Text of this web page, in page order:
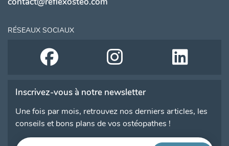
RÉSEAUX SOCIAUX
Inscrivez-vous à notre newsletter
Une fois par mois, retrouvez nos derniers articles, les
conseils et bons plans de vos ostéopathes !